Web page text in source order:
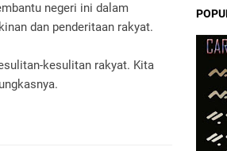
negeri ini dalam
dan penderitaan rakyat.
kesulitan rakyat. Kita